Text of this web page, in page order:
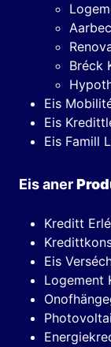
Bréck
Eis
Eis
Eis Famill
Eis aner
Kreditt
Eis
Logement